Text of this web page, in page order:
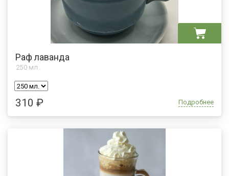
Раф лаванда
250 мл.
310 ₽ Подробнее